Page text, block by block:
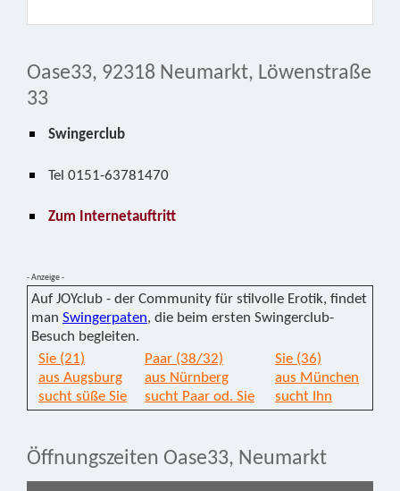
Oase33, 92318 Neumarkt, Löwenstraße
33
Swingerclub
Tel 0151-63781470
Zum Internetauftritt
- Anzeige -
Auf JOYclub - der Community für stilvolle Erotik, findet
man Swingerpaten, die beim ersten Swingerclub-
Besuch begleiten.
Sie (21)
aus Augsburg
sucht süße Sie
Paar (38/32)
aus Nürnberg
sucht Paar od. Sie
Sie (36)
aus München
sucht Ihn
Öffnungszeiten Oase33, Neumarkt